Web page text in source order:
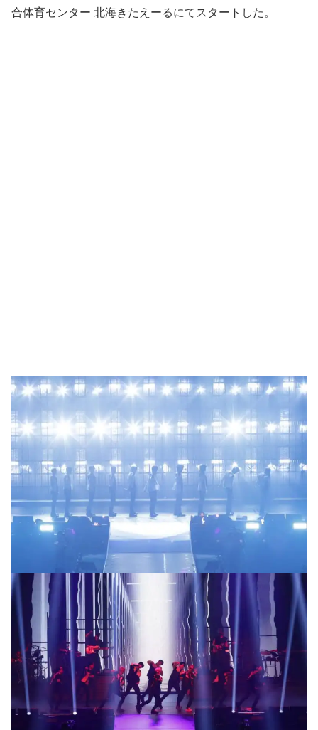
合体育センター 北海きたえーるにてスタートした。